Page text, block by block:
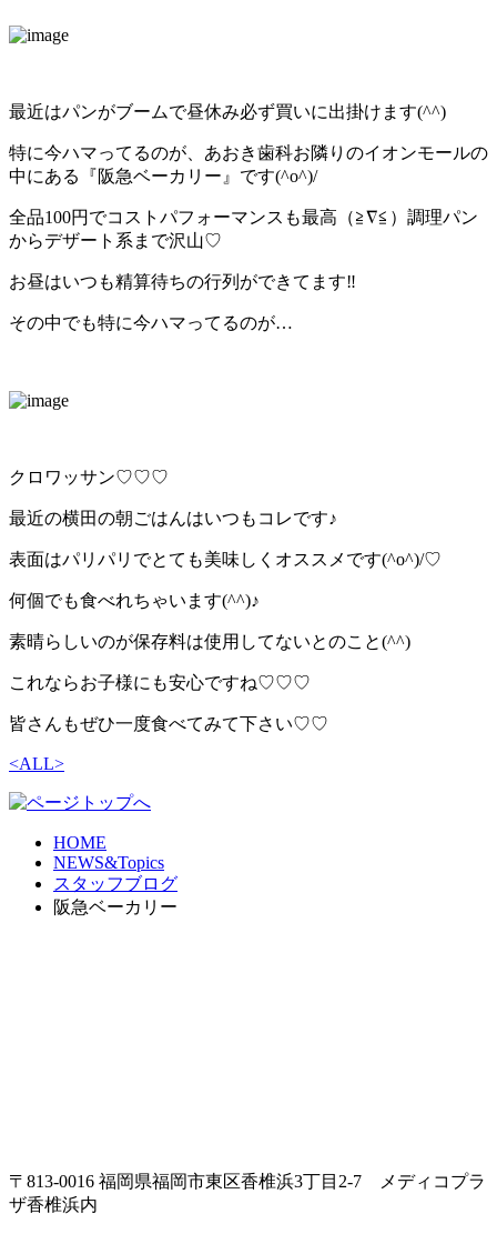
最近はパンがブームで昼休み必ず買いに出掛けます(^^)
特に今ハマってるのが、あおき歯科お隣りのイオンモールの
中にある『阪急ベーカリー』です(^o^)/
全品100円でコストパフォーマンスも最高（≧∇≦）調理パン
からデザート系まで沢山♡
お昼はいつも精算待ちの行列ができてます‼︎
その中でも特に今ハマってるのが…
クロワッサン♡♡♡
最近の横田の朝ごはんはいつもコレです♪
表面はパリパリでとても美味しくオススメです(^o^)/♡
何個でも食べれちゃいます(^^)♪
素晴らしいのが保存料は使用してないとのこと(^^)
これならお子様にも安心ですね♡♡♡
皆さんもぜひ一度食べてみて下さい♡♡
<ALL>
HOME
NEWS&Topics
スタッフブログ
阪急ベーカリー
〒813-0016 福岡県福岡市東区香椎浜3丁目2-7 メディコプラ
ザ香椎浜内